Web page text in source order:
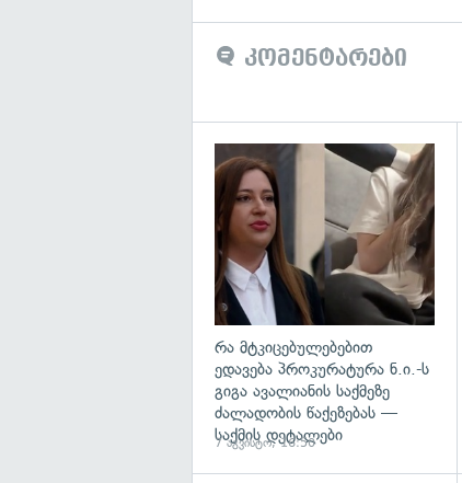
კომენტარები
რა მტკიცებულებებით
ედავება პროკურატურა ნ.ი.-ს
გიგა ავალიანის საქმეზე
ძალადობის წაქეზებას —
საქმის დეტალები
7 აგვისტო, 16:50